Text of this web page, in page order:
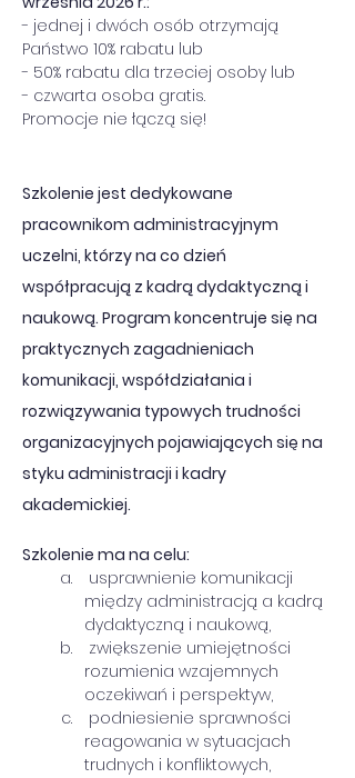
- jednej i dwóch osób otrzymają
Państwo 10% rabatu lub
- 50% rabatu dla trzeciej osoby lub
- czwarta osoba gratis.
Promocje nie łączą się!
Szkolenie jest dedykowane
pracownikom administracyjnym
uczelni, którzy na co dzień
współpracują z kadrą dydaktyczną i
naukową. Program koncentruje się na
praktycznych zagadnieniach
komunikacji, współdziałania i
rozwiązywania typowych trudności
organizacyjnych pojawiających się na
styku administracji i kadry
akademickiej.
Szkolenie ma na celu:
między administracją a kadrą
dydaktyczną i naukową,
rozumienia wzajemnych
oczekiwań i perspektyw,
reagowania w sytuacjach
trudnych i konfliktowych,